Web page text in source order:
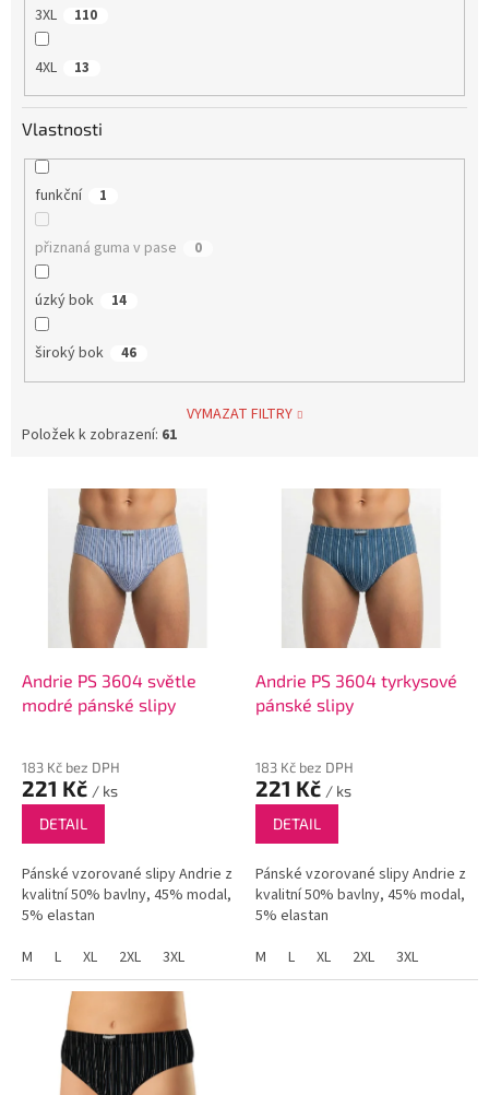
3XL 110
4XL 13
Vlastnosti
funkční 1
přiznaná guma v pase 0
úzký bok 14
široký bok 46
VYMAZAT FILTRY
Položek k zobrazení: 61
Andrie PS 3604 světle
modré pánské slipy
183 Kč bez DPH
221 Kč / ks
DETAIL
Pánské vzorované slipy Andrie z
kvalitní 50% bavlny, 45% modal,
5% elastan
M
L XL 2XL 3XL
Andrie PS 3604 tyrkysové
pánské slipy
183 Kč bez DPH
221 Kč / ks
DETAIL
Pánské vzorované slipy Andrie z
kvalitní 50% bavlny, 45% modal,
5% elastan
M
L XL 2XL 3XL